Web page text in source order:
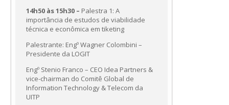
14h50 às 15h30 – Palestra 1: A
importância de estudos de viabilidade
técnica e econômica em tiketing
Palestrante: Engº Wagner Colombini –
Presidente da LOGIT
Engº Stenio Franco – CEO Idea Partners &
vice-chairman do Comitê Global de
Information Technology & Telecom da
UITP